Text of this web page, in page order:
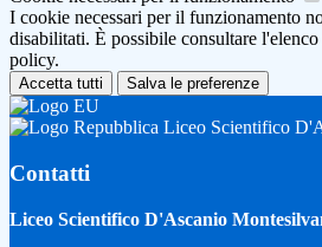
I cookie necessari per il funzionamento
disabilitati. È possibile consultare
policy.
Accetta tutti Salva le preferenze
Liceo Scientifico
Contatti
Liceo Scientifico D'Ascanio